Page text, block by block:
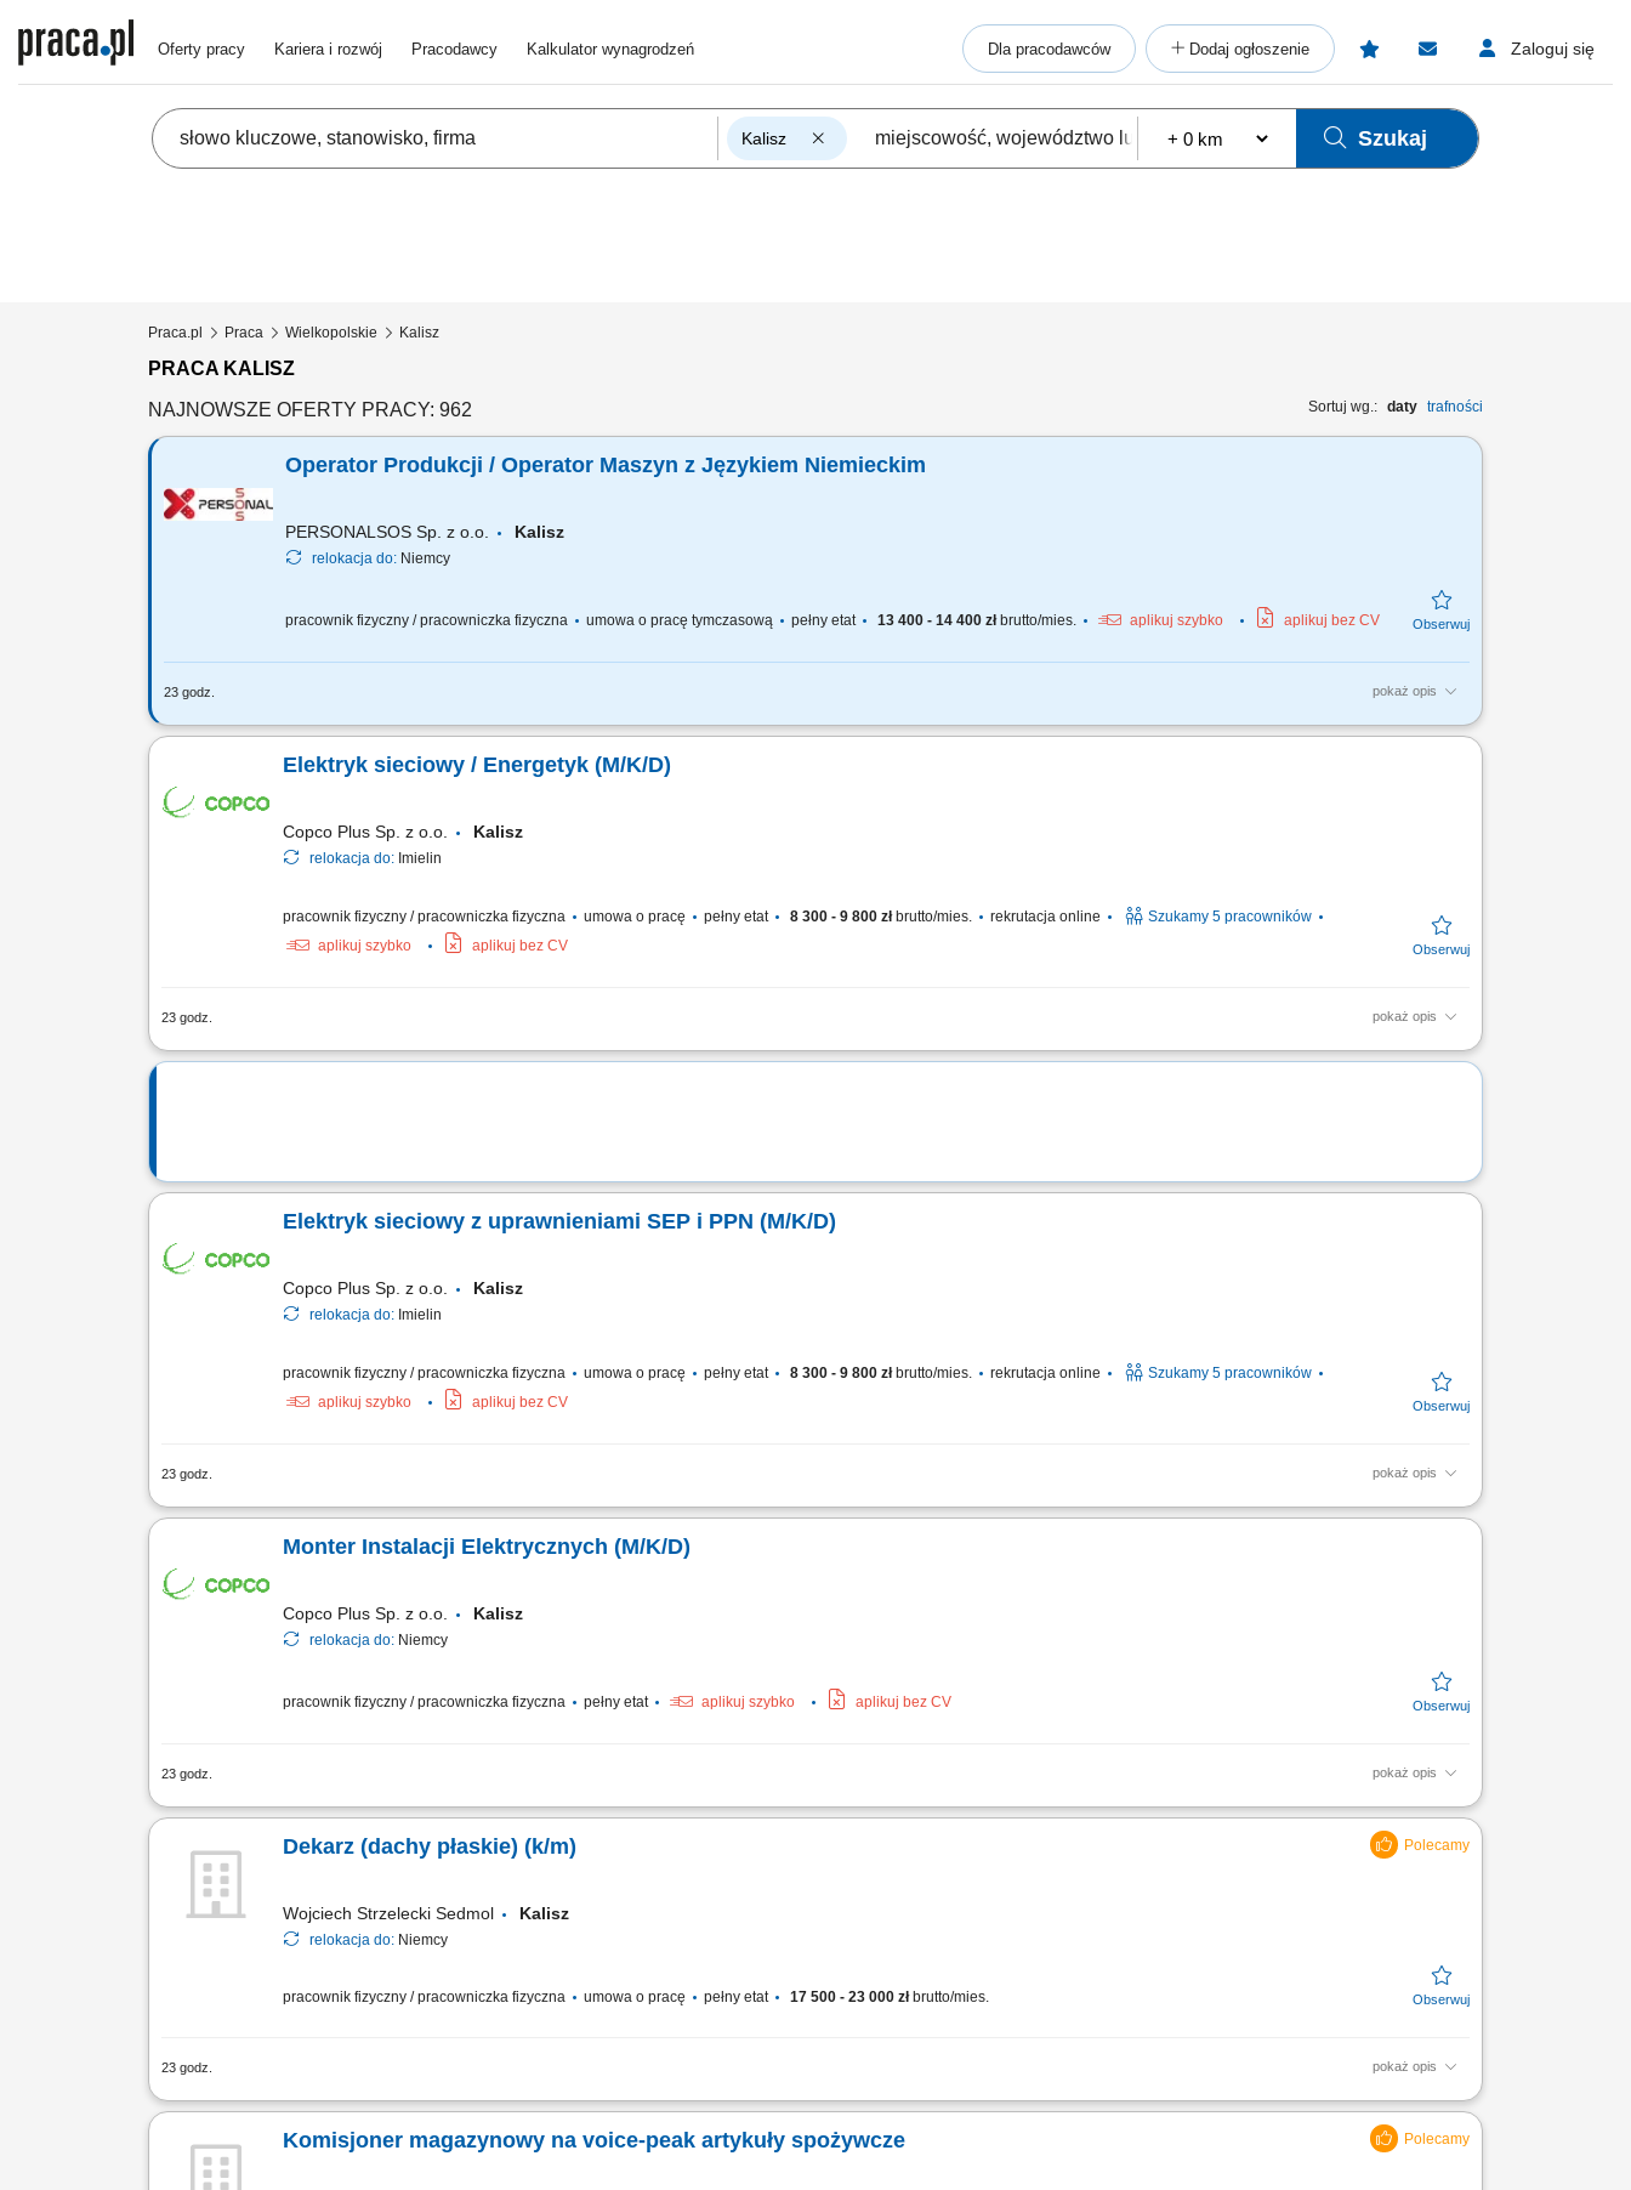
Oferty pracy Kariera i rozwój Pracodawcy Kalkulator wynagrodzeń Dla pracodawców Dodaj ogłoszenie Zaloguj się
Kalisz Szukaj
Praca.pl Praca Wielkopolskie Kalisz
PRACA KALISZ
Sortuj wg.: daty trafności
NAJNOWSZE OFERTY PRACY: 962
Operator Produkcji / Operator Maszyn z Językiem Niemieckim
PERSONALSOS Sp. z o.o. Kalisz
relokacja do: Niemcy
pracownik fizyczny / pracowniczka fizyczna umowa o pracę tymczasową pełny etat 13 400 - 14 400 złbrutto/mies. aplikuj szybko aplikuj bez CV
23 godz. pokaż opis
Zadania: obsługa nowoczesnych maszyn produkcyjnych; ustawianie parametrów procesu i wykonywanie przezbrojenia; kontrola jakość produktów; podstawowa
Elektryk sieciowy / Energetyk (M/K/D)
Copco Plus Sp. z o.o. Kalisz
relokacja do: Imielin
pracownik fizyczny / pracowniczka fizyczna umowa o pracę pełny etat 8 300 - 9 800 złbrutto/mies. rekrutacja online
Szukamy 5 pracowników
aplikuj szybko
aplikuj bez CV
23 godz. pokaż opis
Zakres obowiązków: Obsługa techniczna instalacji i systemów energetycznych, Prace pod napięciem. Wymagania: Uprawnienia SEP, mile widziane do 20kV,
Elektryk sieciowy z uprawnieniami SEP i PPN (M/K/D)
Copco Plus Sp. z o.o. Kalisz
relokacja do: Imielin
pracownik fizyczny / pracowniczka fizyczna umowa o pracę pełny etat 8 300 - 9 800 złbrutto/mies. rekrutacja online
Szukamy 5 pracowników
aplikuj szybko
aplikuj bez CV
23 godz. pokaż opis
Co będziesz robić: Utrzymywać i serwisować instalacje oraz sieci elektroenergetyczne; Wykonywać prace eksploatacyjne i techniczne w terenie; Realizować prace pod
Monter Instalacji Elektrycznych (M/K/D)
Copco Plus Sp. z o.o. Kalisz
relokacja do: Niemcy
pracownik fizyczny / pracowniczka fizyczna pełny etat aplikuj szybko aplikuj bez CV
23 godz. pokaż opis
Obowiązki: Montaż instalacji elektrycznych w różnych obiektach; Uruchamianie instalacji; Wykonywanie pomiarów elektryczny;
Dekarz (dachy płaskie) (k/m)
Wojciech Strzelecki Sedmol Kalisz
relokacja do: Niemcy
pracownik fizyczny / pracowniczka fizyczna umowa o pracę pełny etat 17 500 - 23 000 złbrutto/mies.
23 godz. pokaż opis
Opis stanowiska Kładzenie papy na płaskich dachach; Zgrzewanie membrany PVC;
Komisjoner magazynowy na voice-peak artykuły spożywcze